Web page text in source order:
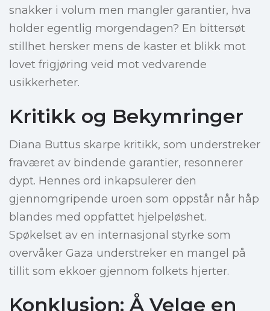
snakker i volum men mangler garantier, hva
holder egentlig morgendagen? En bittersøt
stillhet hersker mens de kaster et blikk mot
lovet frigjøring veid mot vedvarende
usikkerheter.
Kritikk og Bekymringer
Diana Buttus skarpe kritikk, som understreker
fraværet av bindende garantier, resonnerer
dypt. Hennes ord inkapsulerer den
gjennomgripende uroen som oppstår når håp
blandes med oppfattet hjelpeløshet.
Spøkelset av en internasjonal styrke som
overvåker Gaza understreker en mangel på
tillit som ekkoer gjennom folkets hjerter.
Konklusjon: Å Velge en